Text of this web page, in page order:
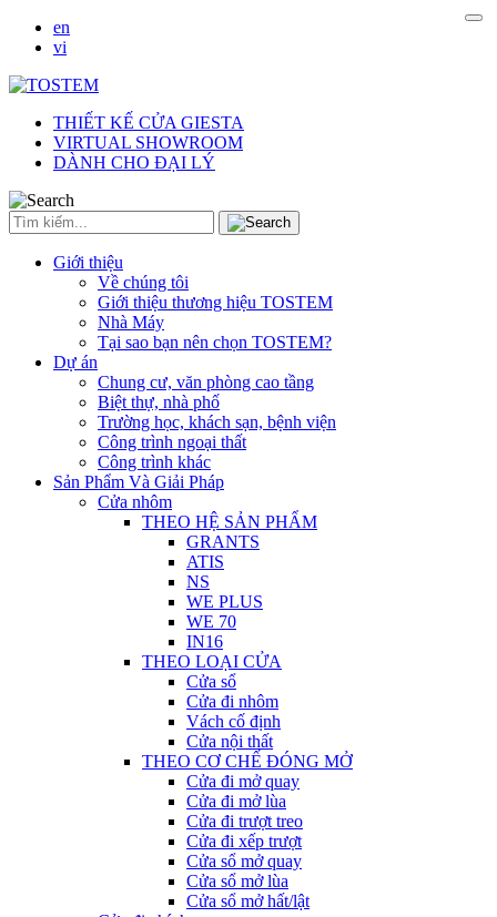
en
vi
THIẾT KẾ CỬA GIESTA
VIRTUAL SHOWROOM
DÀNH CHO ĐẠI LÝ
Giới thiệu
Về chúng tôi
Giới thiệu thương hiệu TOSTEM
Nhà Máy
Tại sao bạn nên chọn TOSTEM?
Dự án
Chung cư, văn phòng cao tầng
Biệt thự, nhà phố
Trường học, khách sạn, bệnh viện
Công trình ngoại thất
Công trình khác
Sản Phẩm Và Giải Pháp
Cửa nhôm
THEO HỆ SẢN PHẨM
GRANTS
ATIS
NS
WE PLUS
WE 70
IN16
THEO LOẠI CỬA
Cửa sổ
Cửa đi nhôm
Vách cố định
Cửa nội thất
THEO CƠ CHẾ ĐÓNG MỞ
Cửa đi mở quay
Cửa đi mở lùa
Cửa đi trượt treo
Cửa đi xếp trượt
Cửa sổ mở quay
Cửa sổ mở lùa
Cửa sổ mở hất/lật